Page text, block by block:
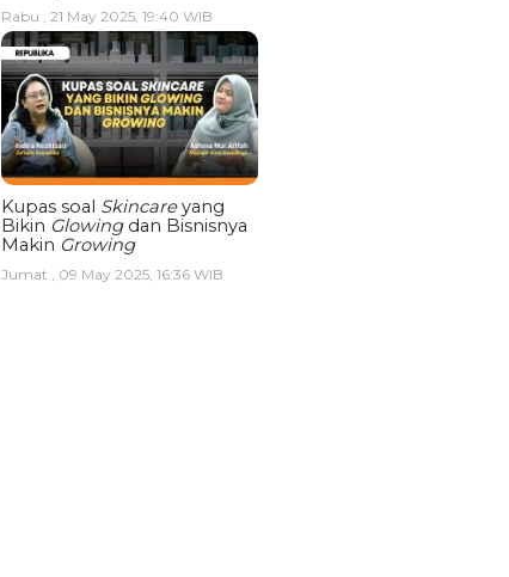
Rabu , 21 May 2025, 19:40 WIB
Kupas soal Skincareyang
Bikin Glowingdan Bisnisnya
Makin Growing
Jumat , 09 May 2025, 16:36 WIB